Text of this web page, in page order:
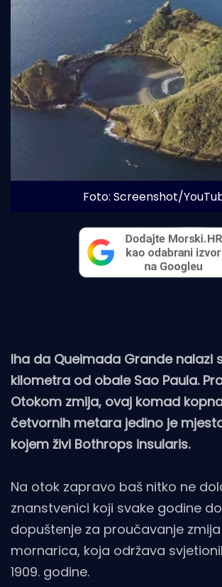
Foto: Screenshot/
lha da Queimada Grande nalazi
kilometra od obale Sao Paula.
Otokom zmija, ovaj komad
četvornih metara jedino je
kojem živi Bothrops insularis.
Na otok zapravo baš nitko ne
znanstvenici koji svake godine
dopuštenje za proučavanje
mornarica, koja održava
1909. godine.